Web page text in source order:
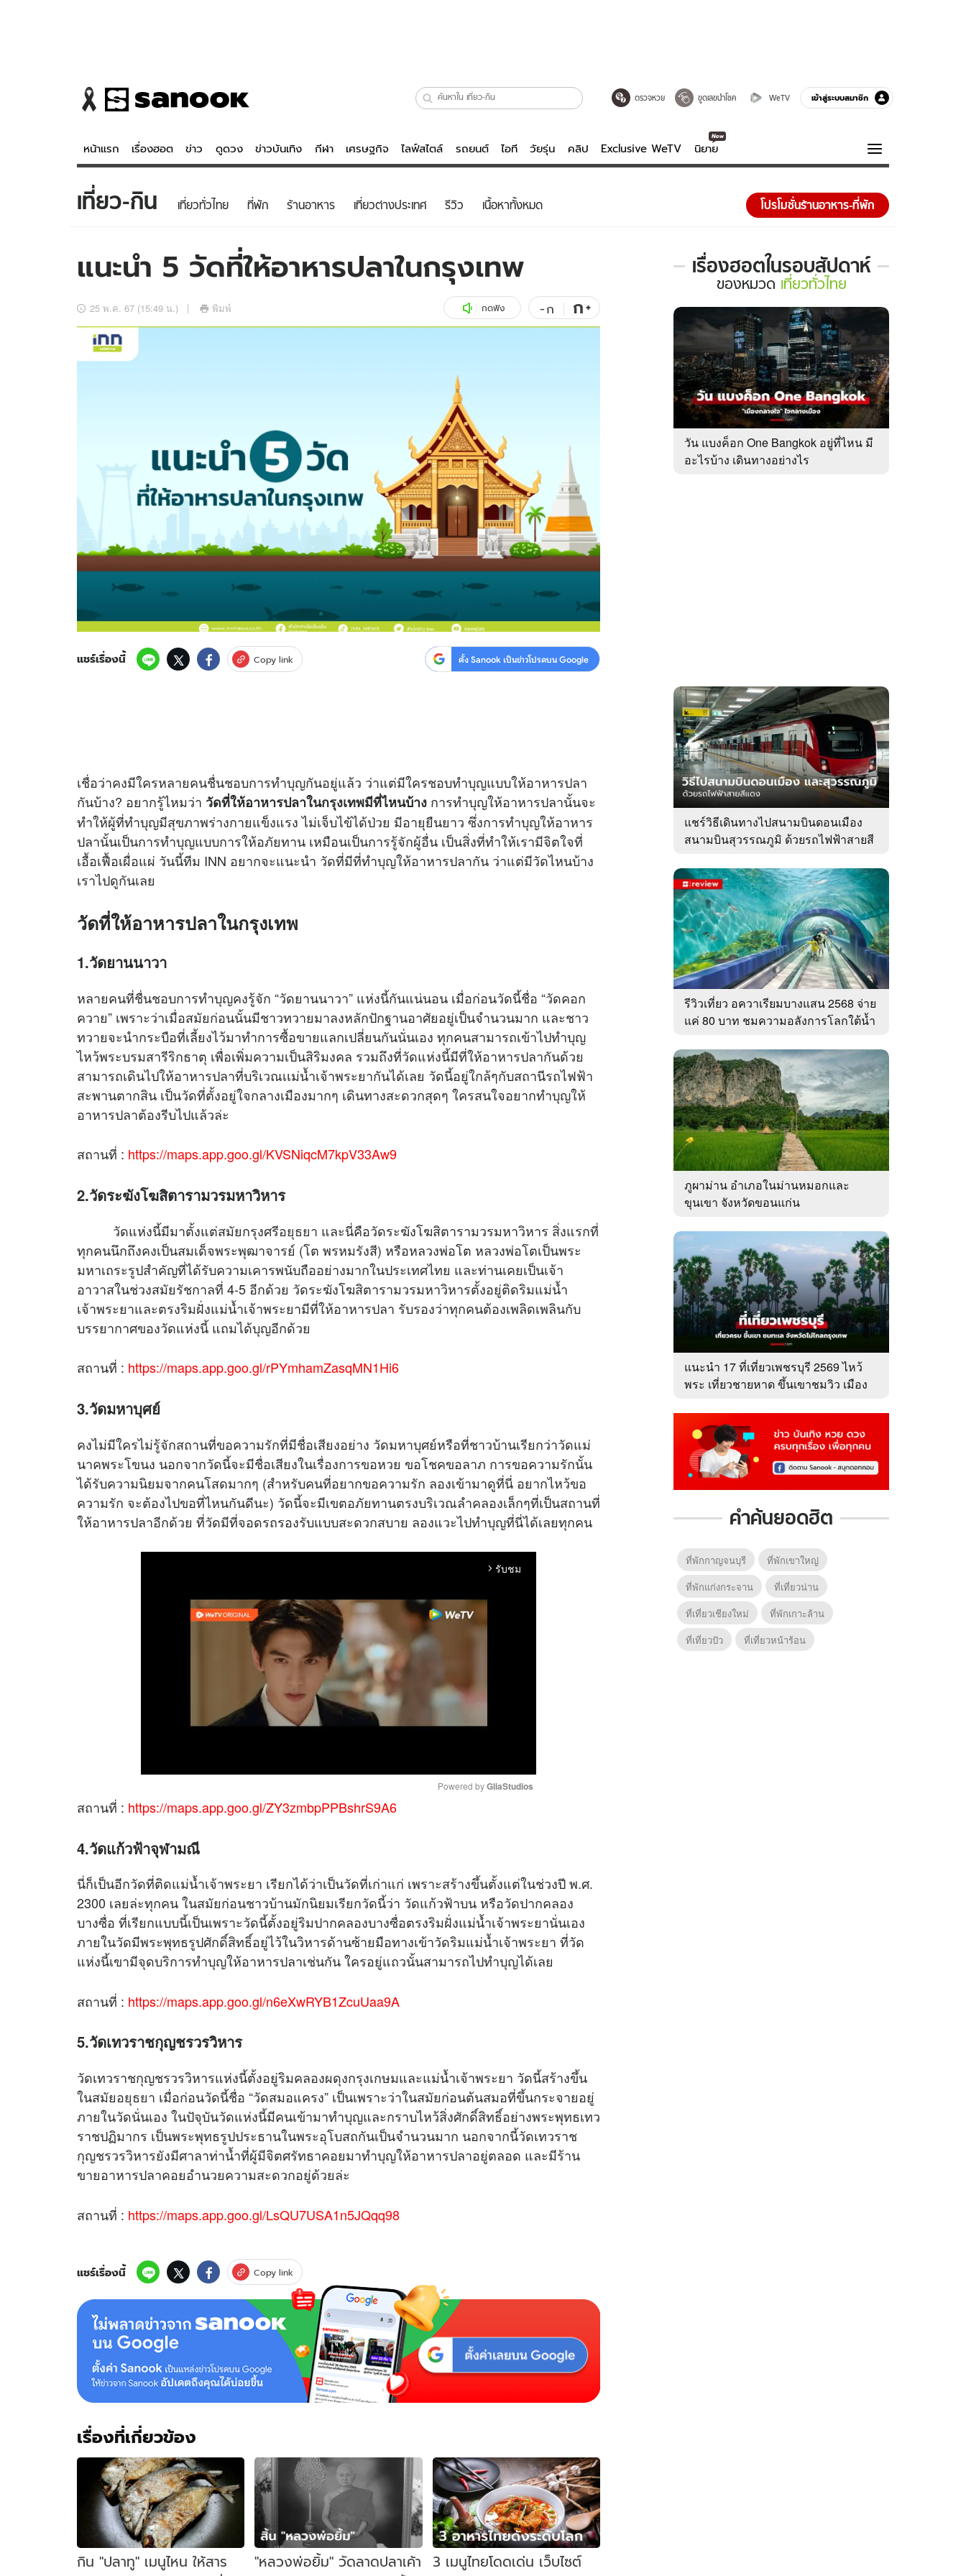
ตรวจหวย ขูดเลขนำโชค WeTV เข้าสู่ระบบสมาชิก
หน้าแรก เรื่องฮอต ข่าว ดูดวง ข่าวบันเทิง กีฬา เศรษฐกิจ ไลฟ์สไตล์ รถยนต์ ไอที วัยรุ่น คลิป Exclusive WeTV นิยาย
ข่าว
ข่าวบันเทิง
อัปเดตจีน
ดูดวง - ตรวจหวย
สถิติหวยไทย
ไลฟ์สไตล์
วัยรุ่น
รถยนต์
Tasteful Thailand
Sanook Choice
คลิป
พอดแคสต์
ความรู้รอบตัว
ฮาวทู
ดาวน์โหลดสนุกแอปฟรี ติดตามสนุกโซเชียลได้ที่
บริษัท อิมเมจ ฟิวเจอร์ (ประเทศไทย) จำกัด
เที่ยว-กิน เที่ยวทั่วไทย ที่พัก ร้านอาหาร เที่ยวต่างประเทศ รีวิว เนื้อหาทั้งหมด โปรโมชั่นร้านอาหาร-ที่พัก
แนะนำ 5 วัดที่ให้อาหารปลาในกรุงเทพ
25 พ.ค. 67 (15:49 น.) พิมพ์ กดฟัง -ก ก+
แชร์เรื่องนี้ Copy link ตั้ง Sanook เป็นข่าวโปรดบน Google
เชื่อว่าคงมีใครหลายคนชื่นชอบการทำบุญกันอยู่แล้ว ว่าแต่มีใครชอบทำบุญแบบให้อาหารปลา
กันบ้าง? อยากรู้ไหมว่า วัดที่ให้อาหารปลาในกรุงเทพมีที่ไหนบ้าง การทำบุญให้อาหารปลานั้นจะ
ทำให้ผู้ที่ทำบุญมีสุขภาพร่างกายแข็งแรง ไม่เจ็บไข้ได้ป่วย มีอายุยืนยาว ซึ่งการทำบุญให้อาหาร
ปลานั้นเป็นการทำบุญแบบการให้อภัยทาน เหมือนเป็นการรู้จักผู้อื่น เป็นสิ่งที่ทำให้เรามีจิตใจที่
เอื้อเฟื้อเผื่อแผ่ วันนี้ทีม INN อยากจะแนะนำ วัดที่มีที่ทำบุญให้อาหารปลากัน ว่าแต่มีวัดไหนบ้าง
เราไปดูกันเลย
วัดที่ให้อาหารปลาในกรุงเทพ
1.วัดยานนาวา
หลายคนที่ชื่นชอบการทำบุญคงรู้จัก “วัดยานนาวา” แห่งนี้กันแน่นอน เมื่อก่อนวัดนี้ชื่อ “วัดคอก
ควาย” เพราะว่าเมื่อสมัยก่อนนั้นมีชาวทวายมาลงหลักปักฐานอาศัยอยู่เป็นจำนวนมาก และชาว
ทวายจะนำกระบือที่เลี้ยงไว้มาทำการซื้อขายแลกเปลี่ยนกันนั่นเอง ทุกคนสามารถเข้าไปทำบุญ
ไหว้พระบรมสารีริกธาตุ เพื่อเพิ่มความเป็นสิริมงคล รวมถึงที่วัดแห่งนี้มีที่ให้อาหารปลากันด้วย
สามารถเดินไปให้อาหารปลาที่บริเวณเเม่น้ำเจ้าพระยากันได้เลย วัดนี้อยู่ใกล้ๆกับสถานีรถไฟฟ้า
สะพานตากสิน เป็นวัดที่ตั้งอยู่ใจกลางเมืองมากๆ เดินทางสะดวกสุดๆ ใครสนใจอยากทำบุญให้
อาหารปลาต้องรีบไปแล้วล่ะ
สถานที่ : https://maps.app.goo.gl/KVSNiqcM7kpV33Aw9
2.วัดระฆังโฆสิตารามวรมหาวิหาร
วัดแห่งนี้มีมาตั้งแต่สมัยกรุงศรีอยุธยา และนี่คือวัดระฆังโฆสิตารามวรมหาวิหาร สิ่งแรกที่
ทุกคนนึกถึงคงเป็นสมเด็จพระพุฒาจารย์ (โต พรหมรังสี) หรือหลวงพ่อโต หลวงพ่อโตเป็นพระ
มหาเถระรูปสำคัญที่ได้รับความเคารพนับถืออย่างมากในประเทศไทย และท่านเคยเป็นเจ้า
อาวาสในช่วงสมัยรัชกาลที่ 4-5 อีกด้วย วัดระฆังโฆสิตารามวรมหาวิหารตั้งอยู่ติดริมแม่น้ำ
เจ้าพระยาและตรงริมฝั่งแม่น้ำเจ้าพระยามีที่ให้อาหารปลา รับรองว่าทุกคนต้องเพลิดเพลินกับ
บรรยากาศของวัดแห่งนี้ แถมได้บุญอีกด้วย
สถานที่ : https://maps.app.goo.gl/rPYmhamZasqMN1Hi6
3.วัดมหาบุศย์
คงไม่มีใครไม่รู้จักสถานที่ขอความรักที่มีชื่อเสียงอย่าง วัดมหาบุศย์หรือที่ชาวบ้านเรียกว่าวัดแม่
นาคพระโขนง นอกจากวัดนี้จะมีชื่อเสียงในเรื่องการขอหวย ขอโชคขอลาภ การขอความรักนั้น
ได้รับความนิยมจากคนโสดมากๆ (สำหรับคนที่อยากขอความรัก ลองเข้ามาดูที่นี่ อยากไหว้ขอ
ความรัก จะต้องไปขอที่ไหนกันดีนะ) วัดนี้จะมีเขตอภัยทานตรงบริเวณลำคลองเล็กๆที่เป็นสถานที่
ให้อาหารปลาอีกด้วย ที่วัดมีที่จอดรถรองรับแบบสะดวกสบาย ลองแวะไปทำบุญที่นี่ได้เลยทุกคน
arrow_forward_ios รับชม
e
Powered by GliaStudios
สถานที่ : https://maps.app.goo.gl/ZY3zmbpPPBshrS9A6
4.วัดแก้วฟ้าจุฬามณี
นี่ก็เป็นอีกวัดที่ติดแม่น้ำเจ้าพระยา เรียกได้ว่าเป็นวัดที่เก่าแก่ เพราะสร้างขึ้นตั้งแต่ในช่วงปี พ.ศ.
2300 เลยล่ะทุกคน ในสมัยก่อนชาวบ้านมักนิยมเรียกวัดนี้ว่า วัดแก้วฟ้าบน หรือวัดปากคลอง
บางซื่อ ที่เรียกแบบนี้เป็นเพราะวัดนี้ตั้งอยู่ริมปากคลองบางซื่อตรงริมฝั่งแม่น้ำเจ้าพระยานั่นเอง
ภายในวัดมีพระพุทธรูปศักดิ์สิทธิ์อยู่ไว้ในวิหารด้านซ้ายมือทางเข้าวัดริมแม่น้ำเจ้าพระยา ที่วัด
แห่งนี้เขามีจุดบริการทำบุญให้อาหารปลาเช่นกัน ใครอยู่แถวนั้นสามารถไปทำบุญได้เลย
สถานที่ : https://maps.app.goo.gl/n6eXwRYB1ZcuUaa9A
5.วัดเทวราชกุญชรวรวิหาร
วัดเทวราชกุญชรวรวิหารแห่งนี้ตั้งอยู่ริมคลองผดุงกรุงเกษมและแม่น้ำเจ้าพระยา วัดนี้สร้างขึ้น
ในสมัยอยุธยา เมื่อก่อนวัดนี้ชื่อ “วัดสมอแครง” เป็นเพราะว่าในสมัยก่อนต้นสมอที่ขึ้นกระจายอยู่
ภายในวัดนั่นเอง ในปัจุบันวัดแห่งนี้มีคนเข้ามาทำบุญและกราบไหว้สิ่งศักดิ์สิทธิ์อย่างพระพุทธเทว
ราชปฏิมากร เป็นพระพุทธรูปประธานในพระอุโบสถกันเป็นจำนวนมาก นอกจากนี้วัดเทวราช
กุญชรวรวิหารยังมีศาลาท่าน้ำที่ผู้มีจิตศรัทธาคอยมาทำบุญให้อาหารปลาอยู่ตลอด และมีร้าน
ขายอาหารปลาคอยอำนวยความสะดวกอยู่ด้วยล่ะ
สถานที่ : https://maps.app.goo.gl/LsQU7USA1n5JQqq98
แชร์เรื่องนี้ Copy link
เรื่องที่เกี่ยวข้อง
กิน "ปลาทู" เมนูไหน ให้สาร
"หลวงพ่อยิ้ม" วัดลาดปลาเค้า
3 เมนูไทยโดดเด่น เว็บไซต์
เรื่องฮอตในรอบสัปดาห์
เรื่อง
ใน
รอบ
สัปดาห์
ของ
หมวด
เที่ยว
ทั่ว
ไทย
ของหมวด เที่ยวทั่วไทย
วัน แบงค็อก One Bangkok อยู่ที่ไหน มี
อะไรบ้าง เดินทางอย่างไร
แชร์วิธีเดินทางไปสนามบินดอนเมือง
สนามบินสุวรรณภูมิ ด้วยรถไฟฟ้าสายสี
รีวิวเที่ยว อควาเรียมบางแสน 2568 จ่าย
แค่ 80 บาท ชมความอลังการโลกใต้น้ำ
ภูผาม่าน อำเภอในม่านหมอกและ
ขุนเขา จังหวัดขอนแก่น
แนะนำ 17 ที่เที่ยวเพชรบุรี 2569 ไหว้
พระ เที่ยวชายหาด ขึ้นเขาชมวิว เมือง
คำค้นยอดฮิต
ที่พักกาญจนบุรี
ที่พักเขาใหญ่
ที่พักแก่งกระจาน
ที่เที่ยวน่าน
ที่เที่ยวเชียงใหม่
ที่พักเกาะล้าน
ที่เที่ยวปัว
ที่เที่ยวหน้าร้อน